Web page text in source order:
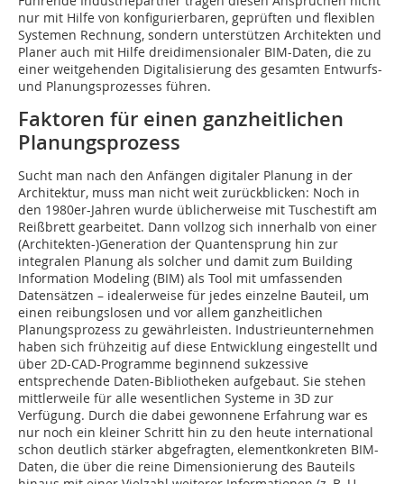
nur mit Hilfe von konfigurierbaren, geprüften und flexiblen
Systemen Rechnung, sondern unterstützen Architekten und
Planer auch mit Hilfe dreidimensionaler BIM-Daten, die zu
einer weitgehenden Digitalisierung des gesamten Entwurfs-
und Planungsprozesses führen.
Faktoren für einen ganzheitlichen
Planungsprozess
Sucht man nach den Anfängen digitaler Planung in der
Architektur, muss man nicht weit zurückblicken: Noch in
den 1980er-Jahren wurde üblicherweise mit Tuschestift am
Reißbrett gearbeitet. Dann vollzog sich innerhalb von einer
(Architekten-)Generation der Quantensprung hin zur
integralen Planung als solcher und damit zum Building
Information Modeling (BIM) als Tool mit umfassenden
Datensätzen – idealerweise für jedes einzelne Bauteil, um
einen reibungslosen und vor allem ganzheitlichen
Planungsprozess zu gewährleisten. Industrie­unternehmen
haben sich frühzeitig auf diese Entwicklung eingestellt und
über 2D-CAD-Programme beginnend sukzessive
entsprechende Daten-Bibliotheken aufgebaut. Sie stehen
mittlerweile für alle wesentlichen Systeme in 3D zur
Verfügung. Durch die dabei gewonnene Erfahrung war es
nur noch ein kleiner Schritt hin zu den heute international
schon deutlich stärker abgefragten, elementkonkreten BIM-
Daten, die über die reine Dimensionierung des Bauteils